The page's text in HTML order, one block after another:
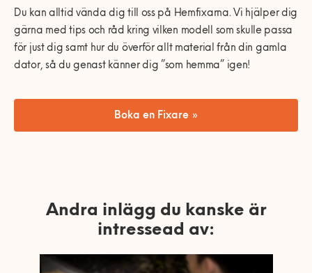
Du kan alltid vända dig till oss på Hemfixarna. Vi hjälper dig
gärna med tips och råd kring vilken modell som skulle passa
för just dig samt hur du överför allt material från din gamla
dator, så du genast känner dig ”som hemma” igen!
Boka en Fixare »
Andra inlägg du kanske är
intressead av: